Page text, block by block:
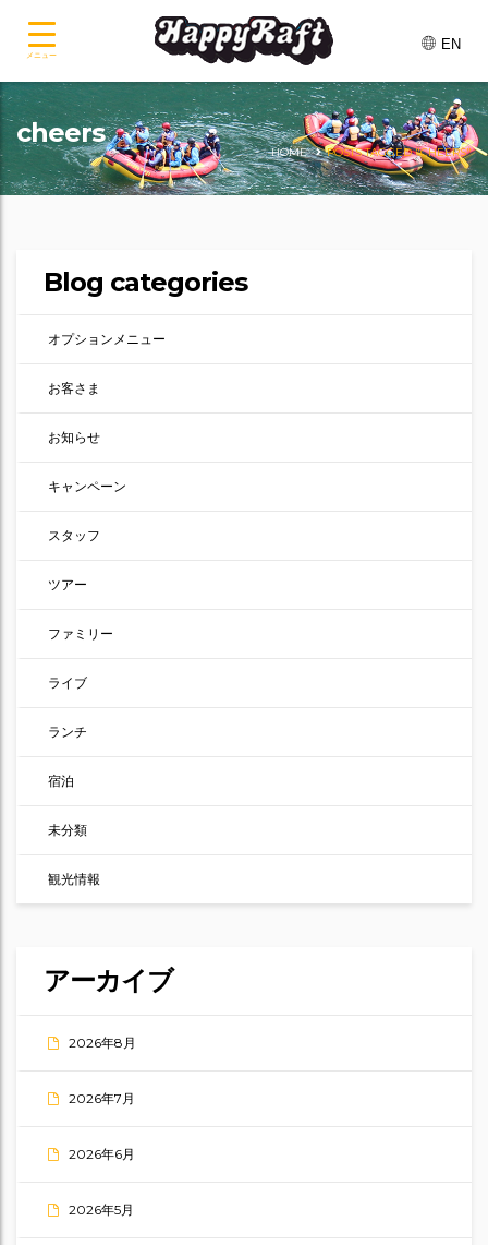
EN
cheers
HOME POSTS TAGGED "CHEERS"
Blog categories
オプションメニュー
お客さま
お知らせ
キャンペーン
スタッフ
ツアー
ファミリー
ライブ
ランチ
宿泊
未分類
観光情報
アーカイブ
2026年8月
2026年7月
2026年6月
2026年5月
メニュー